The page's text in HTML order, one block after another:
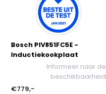
Bosch PIV851FC5E -
Inductiekookplaat
Informeer naar de
beschikbaarheid
€779,-